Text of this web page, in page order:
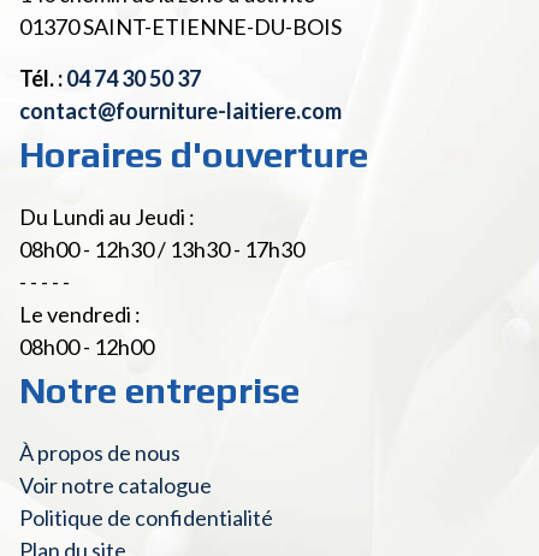
01370SAINT-ETIENNE-DU-BOIS
Tél. :04 74 30 50 37
contact@fourniture-laitiere.com
Horaires d'ouverture
Du Lundi au Jeudi :
08h00 - 12h30 / 13h30 - 17h30
- - - - -
Le vendredi :
08h00 - 12h00
Notre entreprise
À propos de nous
Voir notre catalogue
Politique de confidentialité
Plan du site